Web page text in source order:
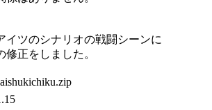
イツのシナリオの戦闘シーンに
正をしました。